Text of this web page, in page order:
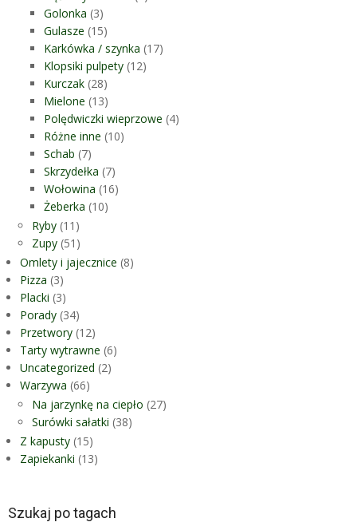
Golonka (3)
Gulasze (15)
Karkówka / szynka (17)
Klopsiki pulpety (12)
Kurczak (28)
Mielone (13)
Polędwiczki wieprzowe (4)
Różne inne (10)
Schab (7)
Skrzydełka (7)
Wołowina (16)
Żeberka (10)
Ryby (11)
Zupy (51)
Omlety i jajecznice (8)
Pizza (3)
Placki (3)
Porady (34)
Przetwory (12)
Tarty wytrawne (6)
Uncategorized (2)
Warzywa (66)
Na jarzynkę na ciepło (27)
Surówki sałatki (38)
Z kapusty (15)
Zapiekanki (13)
Szukaj po tagach